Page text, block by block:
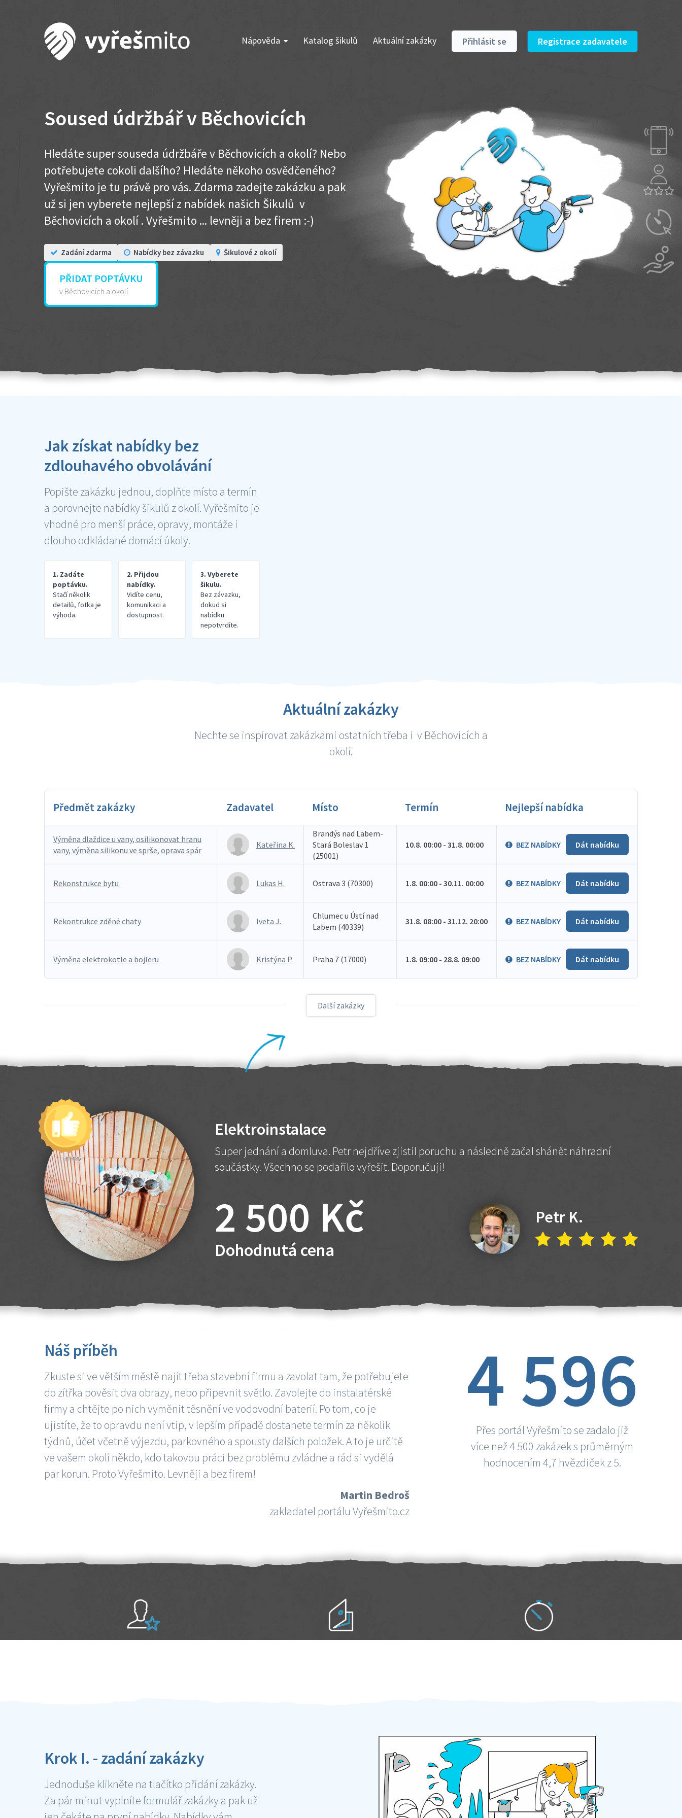
Nápověda Katalog šikulů Aktuální zakázky Přihlásit se Registrace zadavatele
Soused údržbář v Běchovicích
Hledáte super souseda údržbáře v Běchovicích a okolí? Nebo
potřebujete cokoli dalšího? Hledáte někoho osvědčeného?
Vyřešmito je tu právě pro vás. Zdarma zadejte zakázku a pak
už si jen vyberete nejlepší z nabídek našich Šikulů v
Běchovicích a okolí . Vyřešmito ... levněji a bez firem :-)
Zadání zdarma Nabídky bez závazku Šikulové z okolí
PŘIDAT POPTÁVKU
v Běchovicích a okolí
Jak získat nabídky bez
zdlouhavého obvolávání
Popište zakázku jednou, doplňte místo a termín
a porovnejte nabídky šikulů z okolí. Vyřešmito je
vhodné pro menší práce, opravy, montáže i
dlouho odkládané domácí úkoly.
1. Zadáte
poptávku.
Stačí několik
detailů, fotka je
výhoda.
2. Přijdou
nabídky.
Vidíte cenu,
komunikaci a
dostupnost.
3. Vyberete
šikulu.
Bez závazku,
dokud si
nabídku
nepotvrdíte.
Aktuální zakázky
Nechte se inspirovat zakázkami ostatních třeba i v Běchovicích a
okolí.
Předmět zakázky Zadavatel Místo Termín Nejlepší nabídka
Výměna dlaždice u vany, osilikonovat hranu
vany, výměna silikonu ve sprše, oprava spár
Kateřina K.
Brandýs nad Labem-
Stará Boleslav 1
(25001)
10.8. 00:00 - 31.8. 00:00 BEZ NABÍDKY Dát nabídku
Rekonstrukce bytu Lukas H. Ostrava 3 (70300) 1.8. 00:00 - 30.11. 00:00 BEZ NABÍDKY Dát nabídku
Rekontrukce zděné chaty Iveta J.
Chlumec u Ústí nad
Labem (40339)
31.8. 08:00 - 31.12. 20:00 BEZ NABÍDKY Dát nabídku
Výměna elektrokotle a bojleru Kristýna P. Praha 7 (17000) 1.8. 09:00 - 28.8. 09:00 BEZ NABÍDKY Dát nabídku
Další zakázky
Elektroinstalace
Super jednání a domluva. Petr nejdříve zjistil poruchu a následně začal shánět náhradní
součástky. Všechno se podařilo vyřešit. Doporučuji!
2 500 Kč
Dohodnutá cena
Petr K.
Náš příběh
Zkuste si ve větším městě najít třeba stavební firmu a zavolat tam, že potřebujete
do zítřka pověsit dva obrazy, nebo připevnit světlo. Zavolejte do instalatérské
firmy a chtějte po nich vyměnit těsnění ve vodovodní baterií. Po tom, co je
ujistíte, že to opravdu není vtip, v lepším případě dostanete termín za několik
týdnů, účet včetně výjezdu, parkovného a spousty dalších položek. A to je určitě
ve vašem okolí někdo, kdo takovou práci bez problému zvládne a rád si vydělá
par korun. Proto Vyřešmito. Levněji a bez firem!
Martin Bedroš
zakladatel portálu Vyřešmito.cz
4 596
Přes portál Vyřešmito se zadalo již
více než 4 500 zakázek s průměrným
hodnocením 4,7 hvězdiček z 5.
Krok I. - zadání zakázky
Jednoduše klikněte na tlačítko přidání zakázky.
Za pár minut vyplníte formulář zakázky a pak už